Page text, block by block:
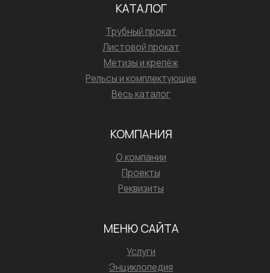
КАТАЛОГ
Трубный прокат
Листовой прокат
Метизы и крепёж
Рельсы и комплектующие
Весь каталог
КОМПАНИЯ
О компании
Проекты
Реквизиты
МЕНЮ САЙТА
Услуги
Энциклопедия